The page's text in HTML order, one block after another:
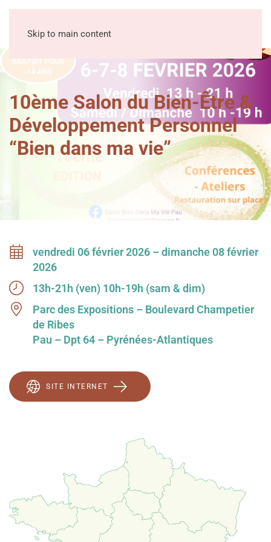
Skip to main content
10ème Salon du Bien-Être &
Développement Personnel
“Bien dans ma vie”
vendredi 06 février 2026 – dimanche 08 février
2026
13h-21h (ven) 10h-19h (sam & dim)
Parc des Expositions – Boulevard Champetier
de Ribes
Pau – Dpt 64 – Pyrénées-Atlantiques
SITE INTERNET